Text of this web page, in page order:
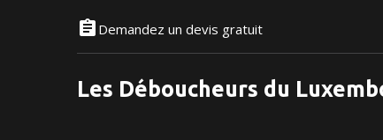
Demandez un devis gratuit
Les Déboucheurs du